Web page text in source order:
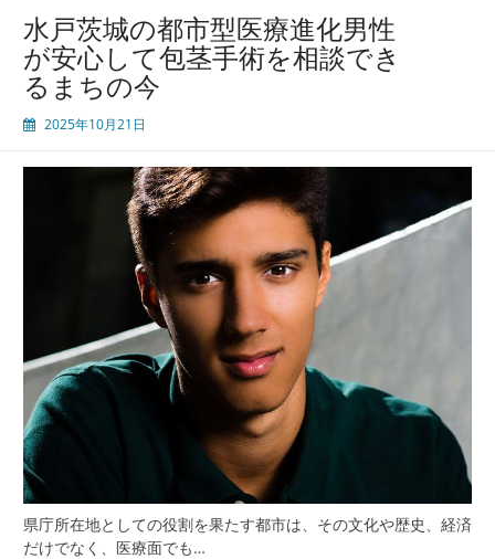
性
医
療
包
手
の
支
え
る
康
サ
水戸茨城の都市型医療進化男性
が安心して包茎手術を相談でき
るまちの今
2025年10月21日
県庁所在地としての役割を果たす都市は、その文化や歴史、経済
だけでなく、医療面でも…